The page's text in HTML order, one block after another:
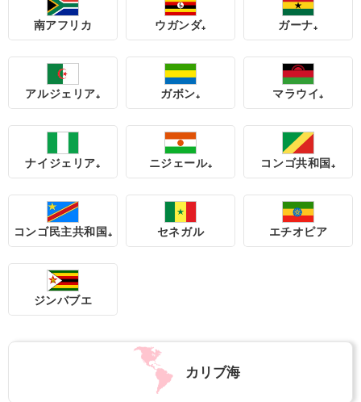
南アフリカ ウガンダ₊ ガーナ₊
アルジェリア₊ ガボン₊ マラウイ₊
ナイジェリア₊ ニジェール₊ コンゴ共和国₊
コンゴ民主共和国₊ セネガル エチオピア
ジンバブエ
カリブ海